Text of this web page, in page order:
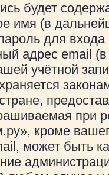
будет
имя (в
для
адрес email
учётной
при
кроме
может быть